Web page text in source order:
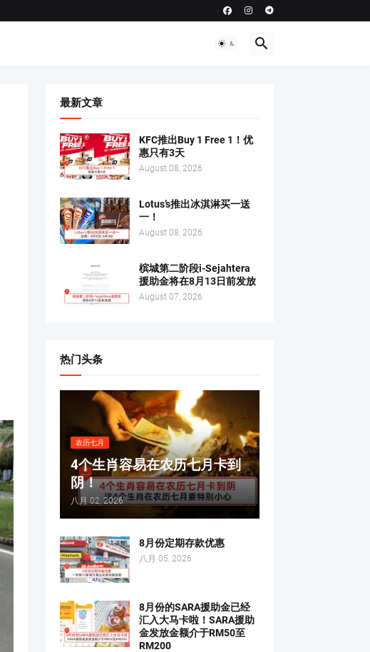
最新文章
KFC推出Buy 1 Free 1！优
惠只有3天
August 08, 2026
Lotus’s推出冰淇淋买一送
一！
August 08, 2026
槟城第二阶段i-Sejahtera
援助金将在8月13日前发放
August 07, 2026
热门头条
农历七月
4个生肖容易在农历七月卡到
阴！
八月 02, 2026
8月份定期存款优惠
八月 05, 2026
8月份的SARA援助金已经
汇入大马卡啦！SARA援助
金发放金额介于RM50至
RM200